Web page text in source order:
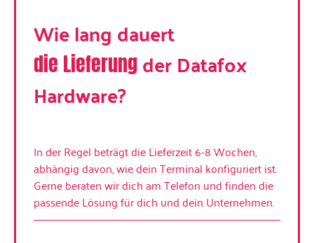
Wie lang dauert
die Lieferungder Datafox
Hardware?
In der Regel beträgt die Lieferzeit 6-8 Wochen,
abhängig davon, wie dein Terminal konfiguriert ist.
Gerne beraten wir dich am Telefon und finden die
passende Lösung für dich und dein Unternehmen.